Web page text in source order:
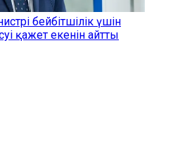
бейбітшілік үшін
қажет екенін айтты